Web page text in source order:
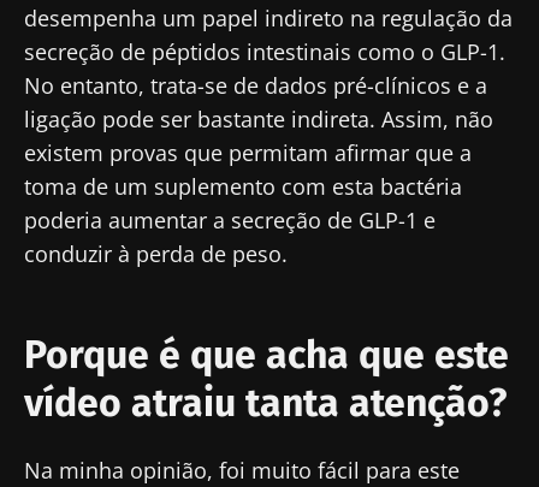
desempenha um papel indireto na regulação da
secreção de péptidos intestinais como o GLP-1.
No entanto, trata-se de dados pré-clínicos e a
ligação pode ser bastante indireta. Assim, não
existem provas que permitam afirmar que a
toma de um suplemento com esta bactéria
poderia aumentar a secreção de GLP-1 e
conduzir à perda de peso.
Porque é que acha que este
vídeo atraiu tanta atenção?
Na minha opinião, foi muito fácil para este
Fique connosco!